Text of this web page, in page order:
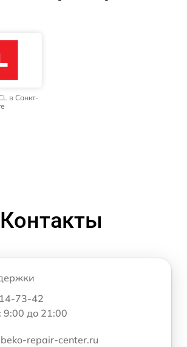
в Санкт-
Контакты
73-42
9:00 до 21:00
repair-center.ru